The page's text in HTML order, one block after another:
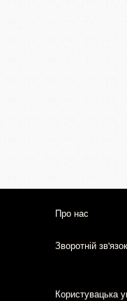
Про нас
Зворотній зв'язок
Користувацька